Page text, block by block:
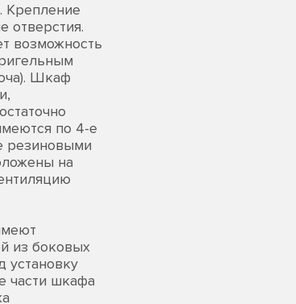
Крепление
отверстия.
возможность
Шкаф
по 4-е
резиновыми
на
из боковых
установку
части шкафа